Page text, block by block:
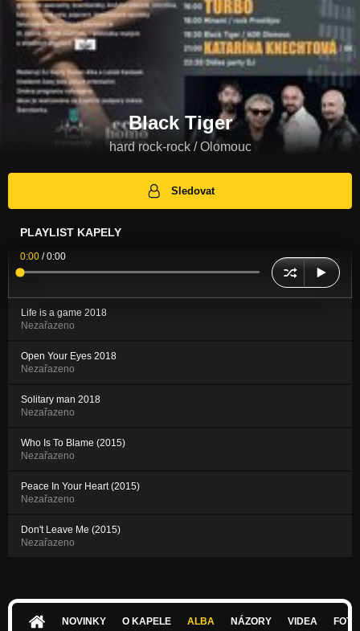
Black Tiger
hard rock-rock / Olomouc
Sledovat
PLAYLIST KAPELY
0:00 /0:00
Life is a game 2018
Nezařazeno
Open Your Eyes 2018
Nezařazeno
Solitary man 2018
Nezařazeno
Who Is To Blame (2015)
Nezařazeno
Peace In Your Heart (2015)
Nezařazeno
Don't Leave Me (2015)
Nezařazeno
NOVINKY O KAPELE ALBA NÁZORY VIDEA